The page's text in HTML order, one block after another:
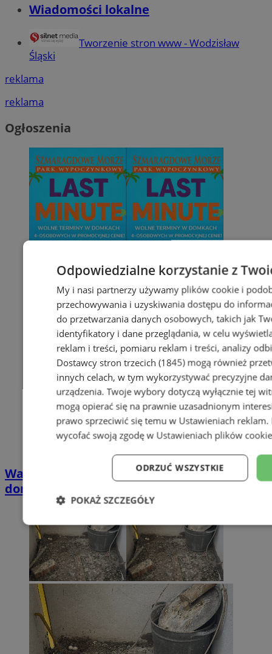
Wiadomości lokalne
Tworzenie stron www - Wodzisław
Śląski
reklama
reklama
Ogłoszenia
Wakacyjny wypoczynek nad Bałtykiem w
domkach Szmaragdowe Morze
Odpowiedzialne korzystanie z
My i nasi partnerzy używamy plików cookie i
przechowywania i uzyskiwania dostępu do
do przetwarzania danych osobowych, takich jak
identyfikatory i dane przeglądania, w celu
reklam i treści, pomiaru reklam i treści, analizy
Dostawcy stron trzecich (1845)mogą również
innych celach, w tym wykorzystywać precyzyjne
urządzenia. Twoje wybory dotyczą wyłącznie tej
mogą opierać się na prawnie uzasadnionym
prawo sprzeciwić się temu w Ustawieniach reklam.
wycofać swoją zgodę w Ustawieniach plików cookie
ODRZUĆ WSZYSTKIE
POKAŻ SZCZEGÓŁY
Niezbędne Wydajność
Niesklasyfikowane